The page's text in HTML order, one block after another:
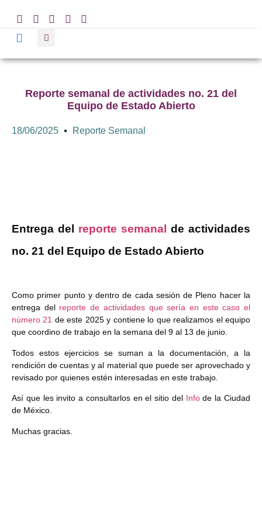
Reporte semanal de actividades no. 21 del
Equipo de Estado Abierto
18/06/2025 Reporte Semanal
Entrega del reporte semanal de actividades
no. 21 del Equipo de Estado Abierto
Como primer punto y dentro de cada sesión de Pleno hacer la
entrega del reporte de actividades que sería en este caso el
número 21 de este 2025 y contiene lo que realizamos el equipo
que coordino de trabajo en la semana del 9 al 13 de junio.
Todos estos ejercicios se suman a la documentación, a la
rendición de cuentas y al material que puede ser aprovechado y
revisado por quienes estén interesadas en este trabajo.
Así que les invito a consultarlos en el sitio del Infode la Ciudad
de México.
Muchas gracias.